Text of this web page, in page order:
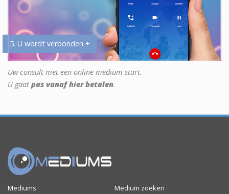
5. U wordt verbonden +
Uw consult met een online medium start.
U gaat pas vanaf hier betalen.
Mediums
Medium zoeken